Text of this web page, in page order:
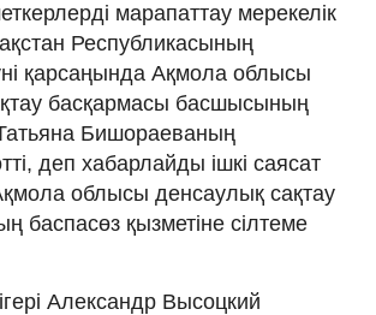
марапаттау мерекелік
Республикасының
қарсаңында Ақмола облысы
басқармасы басшысының
Бишораеваның
деп хабарлайды ішкі саясат
облысы денсаулық сақтау
баспасөз қызметіне сілтеме
Александр Высоцкий